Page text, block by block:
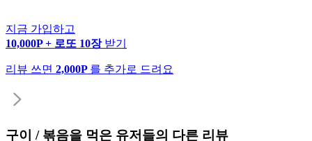
지금 가입하고
10,000P + 로또 10장 받기
리뷰 쓰면 2,000P 를 추가로 드려요
구이 / 볶음을 먹은 유저들의 다른 리뷰